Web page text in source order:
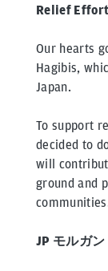
Relief
Our hearts
Hagibis,
Japan.
To support
decided to
will
ground and
JP モルガ